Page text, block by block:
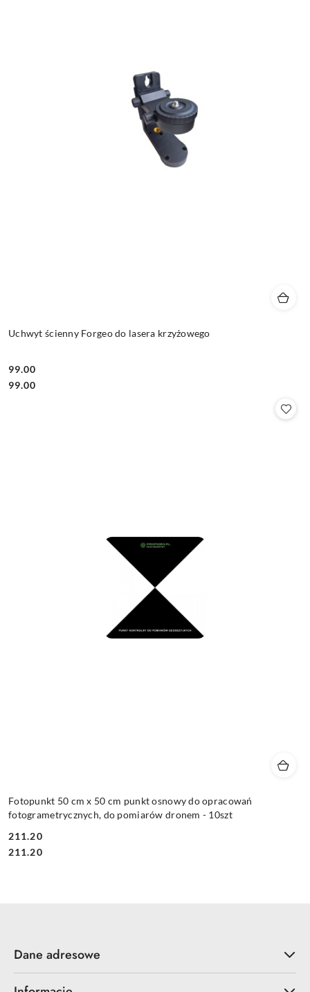
Uchwyt ścienny Forgeo do lasera krzyżowego
Cena:
99.00
Cena:
99.00
Fotopunkt 50 cm x 50 cm punkt osnowy do opracowań
fotogrametrycznych, do pomiarów dronem - 10szt
Cena:
211.20
Cena:
211.20
Dane adresowe